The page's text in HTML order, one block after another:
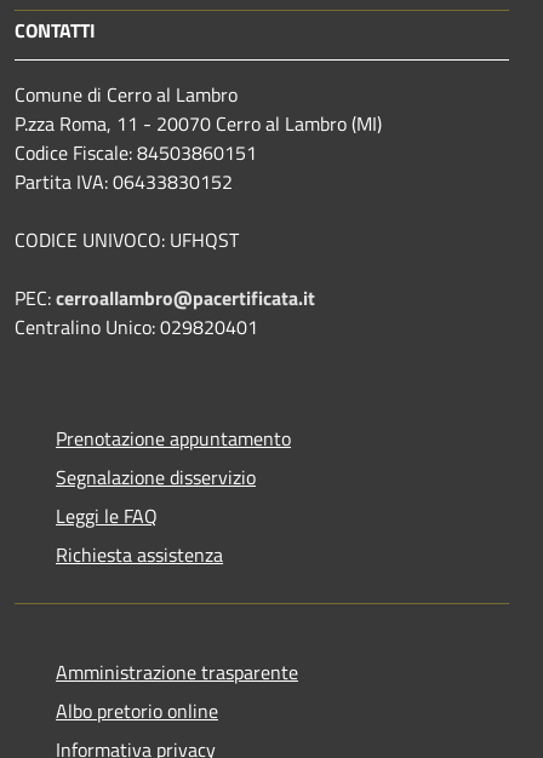
CONTATTI
Comune di Cerro al Lambro
P.zza Roma, 11 - 20070 Cerro al Lambro (MI)
Codice Fiscale: 84503860151
Partita IVA: 06433830152
CODICE UNIVOCO: UFHQST
PEC:cerroallambro@pacertificata.it
Centralino Unico: 029820401
Prenotazione appuntamento
Segnalazione disservizio
Leggi le FAQ
Richiesta assistenza
Amministrazione trasparente
Albo pretorio online
Informativa privacy